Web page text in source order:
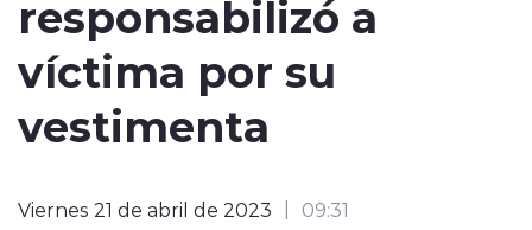
Internacional
Regiones al Aire
responsabilizó a
víctima por su
vestimenta
Viernes 21 de abril de 2023 09:31